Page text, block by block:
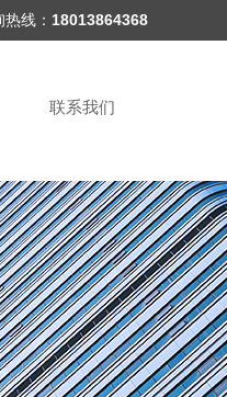
热线： 18013864368
联系我们